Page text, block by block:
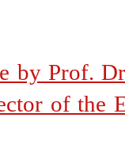
by Prof.
of the